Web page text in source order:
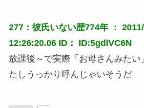
277：彼氏いない歴774年 ：
12:26:20.06 ID： ID:5gdlVC6N
放課後～で実際「お母さんみたい
たしうっかり呼んじゃいそうだ